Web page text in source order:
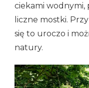
ciekami
liczne mostki.
się to uroczo i
natury.